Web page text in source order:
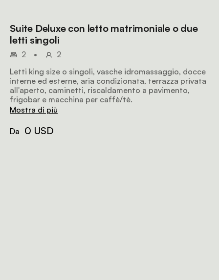
Suite Deluxe con letto matrimoniale o due
letti singoli
2 •
2
Letti king size o singoli, vasche idromassaggio, docce
interne ed esterne, aria condizionata, terrazza privata
all'aperto, caminetti, riscaldamento a pavimento,
frigobar e macchina per caffè/tè.
Mostra di più
Da 0 USD